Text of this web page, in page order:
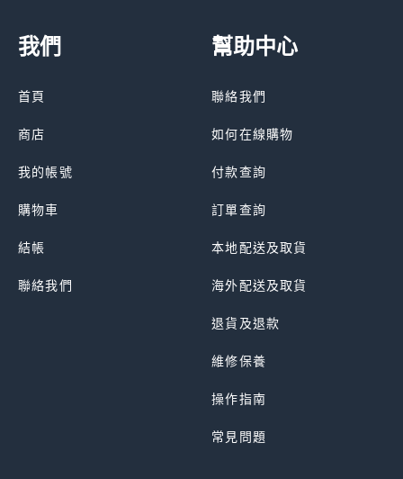
我們
首頁
商店
我的帳號
購物車
結帳
聯絡我們
幫助中心
聯絡我們
如何在線購物
付款查詢
訂單查詢
本地配送及取貨
海外配送及取貨
退貨及退款
維修保養
操作指南
常見問題